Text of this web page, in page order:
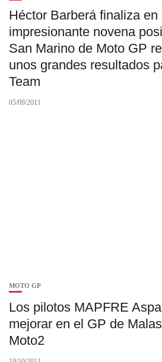
Héctor Barberá finaliza en
impresionante novena
San Marino de Moto GP
unos grandes resultados
Team
05/09/2011
MOTO GP
Los pilotos MAPFRE
mejorar en el GP de
Moto2